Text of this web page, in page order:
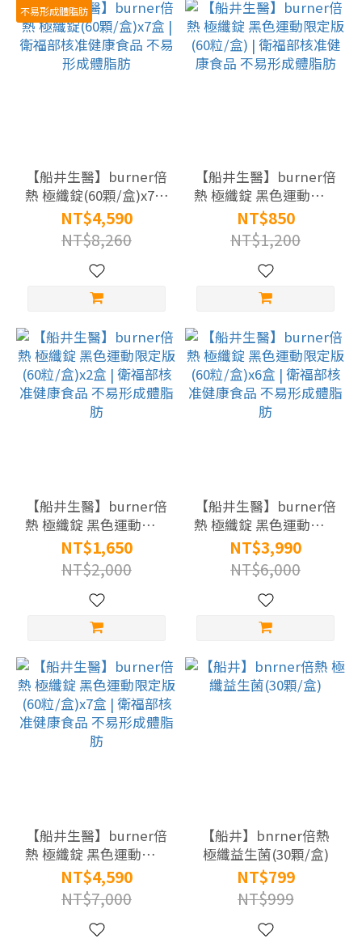
不易形成體脂肪
【船井生醫】burner倍
熱 極纖錠(60顆/盒)x7盒
| 衛福部核准健康食品
不易形成體脂肪
NT$4,590
NT$8,260
【船井生醫】burner倍
熱 極纖錠 黑色運動限定
版(60粒/盒) | 衛福部核
准健康食品 不易形成體
脂肪
NT$850
NT$1,200
【船井生醫】burner倍
熱 極纖錠 黑色運動限定
版(60粒/盒)x2盒 | 衛福
部核准健康食品 不易形
成體脂肪
NT$1,650
NT$2,000
【船井生醫】burner倍
熱 極纖錠 黑色運動限定
版(60粒/盒)x6盒 | 衛福
部核准健康食品 不易形
成體脂肪
NT$3,990
NT$6,000
【船井生醫】burner倍
熱 極纖錠 黑色運動限定
版(60粒/盒)x7盒 | 衛福
部核准健康食品 不易形
成體脂肪
NT$4,590
NT$7,000
【船井】bnrner倍熱
極纖益生菌(30顆/盒)
NT$799
NT$999